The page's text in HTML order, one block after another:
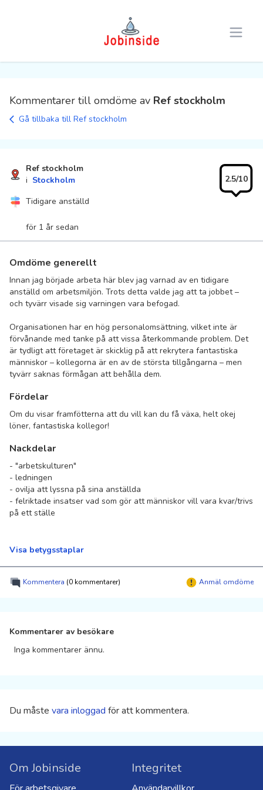
Open
Kommentarer till omdöme av Ref stockholm
Gå tillbaka till Ref stockholm
2.5/10
Ref stockholm
i Stockholm
Tidigare anställd
för 1 år sedan
Omdöme generellt
Innan jag började arbeta här blev jag varnad av en tidigare
anställd om arbetsmiljön. Trots detta valde jag att ta jobbet –
och tyvärr visade sig varningen vara befogad.
Organisationen har en hög personalomsättning, vilket inte är
förvånande med tanke på att vissa återkommande problem. Det
är tydligt att företaget är skicklig på att rekrytera fantastiska
människor – kollegorna är en av de största tillgångarna – men
tyvärr saknas förmågan att behålla dem.
Fördelar
Om du visar framfötterna att du vill kan du få växa, helt okej
löner, fantastiska kollegor!
Nackdelar
- "arbetskulturen"
- ledningen
- ovilja att lyssna på sina anställda
- felriktade insatser vad som gör att människor vill vara kvar/trivs
på ett ställe
Visa betygsstaplar
Kommentera (0 kommentarer) Anmäl omdöme
Kommentarer av besökare
Inga kommentarer ännu.
Du måste vara inloggad för att kommentera.
Om Jobinside Integritet